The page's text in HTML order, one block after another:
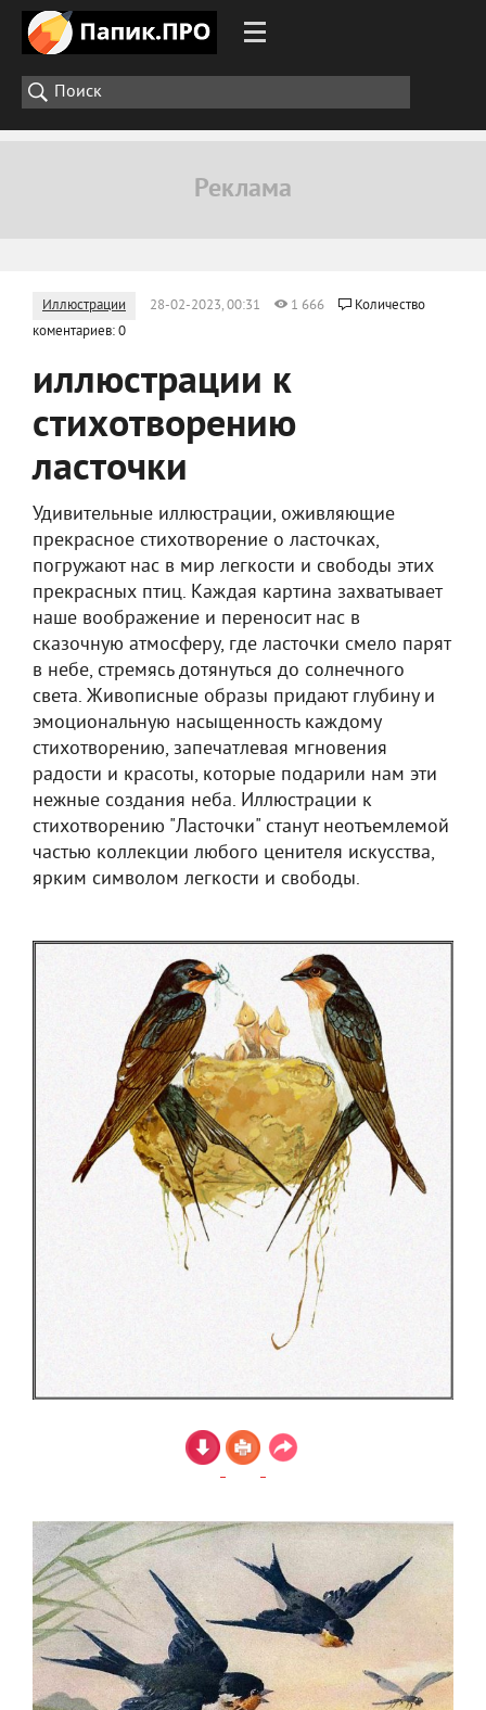
Иллюстрации 28-02-2023, 00:31 1 666
Количество
коментариев: 0
иллюстрации к
стихотворению
ласточки
Удивительные иллюстрации, оживляющие
прекрасное стихотворение о ласточках,
погружают нас в мир легкости и свободы этих
прекрасных птиц. Каждая картина захватывает
наше воображение и переносит нас в
сказочную атмосферу, где ласточки смело парят
в небе, стремясь дотянуться до солнечного
света. Живописные образы придают глубину и
эмоциональную насыщенность каждому
стихотворению, запечатлевая мгновения
радости и красоты, которые подарили нам эти
нежные создания неба. Иллюстрации к
стихотворению "Ласточки" станут неотъемлемой
частью коллекции любого ценителя искусства,
ярким символом легкости и свободы.